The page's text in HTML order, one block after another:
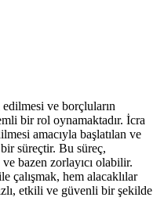
ve borçluların
bir rol oynamaktadır. İcra
amacıyla başlatılan ve
süreçtir. Bu süreç,
bazen zorlayıcı olabilir.
çalışmak, hem alacaklılar
etkili ve güvenli bir şekilde